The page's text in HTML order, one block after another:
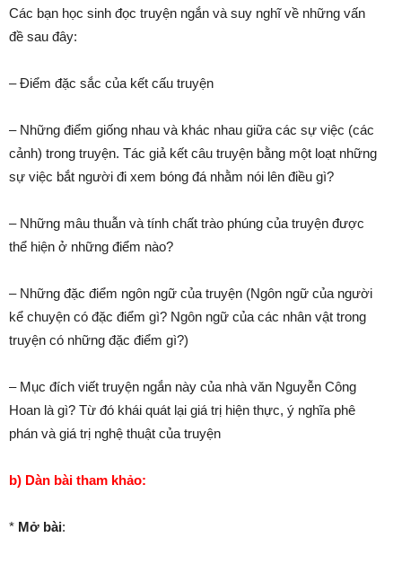
Các bạn học sinh đọc truyện ngắn và suy nghĩ về những vấn
đề sau đây:
– Điểm đặc sắc của kết cấu truyện
– Những điểm giống nhau và khác nhau giữa các sự việc (các
cảnh) trong truyện. Tác giả kết câu truyện bằng một loạt những
sự việc bắt người đi xem bóng đá nhằm nói lên điều gì?
– Những mâu thuẫn và tính chất trào phúng của truyện được
thể hiện ở những điểm nào?
– Những đặc điểm ngôn ngữ của truyện (Ngôn ngữ của người
kể chuyện có đặc điểm gì? Ngôn ngữ của các nhân vật trong
truyện có những đặc điểm gì?)
– Mục đích viết truyện ngắn này của nhà văn Nguyễn Công
Hoan là gì? Từ đó khái quát lại giá trị hiện thực, ý nghĩa phê
phán và giá trị nghệ thuật của truyện
b) Dàn bài tham khảo:
* Mở bài: